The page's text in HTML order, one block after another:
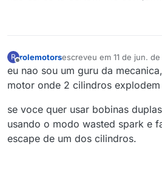
R rolemotorsescreveu em 11 de jun.
última edição por
eu nao sou um guru da
motor onde 2 cilindros
se voce quer usar bobinas
usando o modo wasted spark e
escape de um dos cilindros.